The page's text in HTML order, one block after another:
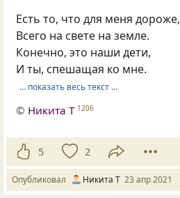
Есть то, что для меня дороже,
Всего на свете на земле.
Конечно, это наши дети,
И ты, спешащая ко мне.
… показать весь текст …
© Никита Т 1206
5 2
Опубликовал Никита Т 23 апр 2021